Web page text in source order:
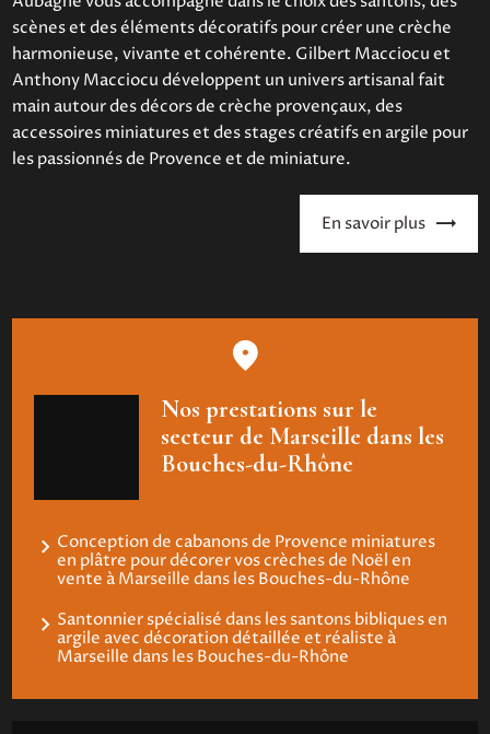
scènes et des éléments décoratifs pour créer une crèche
harmonieuse, vivante et cohérente. Gilbert Macciocu et
Anthony Macciocu développent un univers artisanal fait
main autour des décors de crèche provençaux, des
accessoires miniatures et des stages créatifs en argile pour
les passionnés de Provence et de miniature.
En savoir plus
Nos prestations sur le
secteur de Marseille dans les
Bouches-du-Rhône
Conception de cabanons de Provence miniatures
en plâtre pour décorer vos crèches de Noël en
vente à Marseille dans les Bouches-du-Rhône
Santonnier spécialisé dans les santons bibliques en
argile avec décoration détaillée et réaliste à
Marseille dans les Bouches-du-Rhône